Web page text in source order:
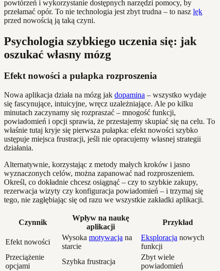
powtórzeń i wykorzystanie dostępnych narzędzi pomocy, by
przełamać opór. To nie technologia jest zbyt trudna – to nasz lęk
przed nowością ją taką czyni.
Psychologia szybkiego uczenia się: jak
oszukać własny mózg
Efekt nowości a pułapka rozproszenia
Nowa aplikacja działa na mózg jak dopamina – wszystko wydaje
się fascynujące, intuicyjne, wręcz uzależniające. Ale po kilku
minutach zaczynamy się rozpraszać – mnogość funkcji,
powiadomień i opcji sprawia, że przestajemy skupiać się na celu. To
właśnie tutaj kryje się pierwsza pułapka: efekt nowości szybko
ustępuje miejsca frustracji, jeśli nie opracujemy własnej strategii
działania.
Alternatywnie, korzystając z metody małych kroków i jasno
wyznaczonych celów, można zapanować nad rozproszeniem.
Określ, co dokładnie chcesz osiągnąć – czy to szybkie zakupy,
rezerwacja wizyty czy konfiguracja powiadomień – i trzymaj się
tego, nie zagłębiając się od razu we wszystkie zakładki aplikacji.
Czynnik
Wpływ na naukę
aplikacji
Przykład
Efekt nowości
Wysoka motywacja na
starcie
Eksploracja nowych
funkcji
Przeciążenie
opcjami
Szybka frustracja
Zbyt wiele
powiadomień